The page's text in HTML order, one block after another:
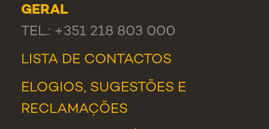
GERAL
TEL.: +351 218 803 000
LISTA DE CONTACTOS
ELOGIOS, SUGESTÕES E
RECLAMAÇÕES